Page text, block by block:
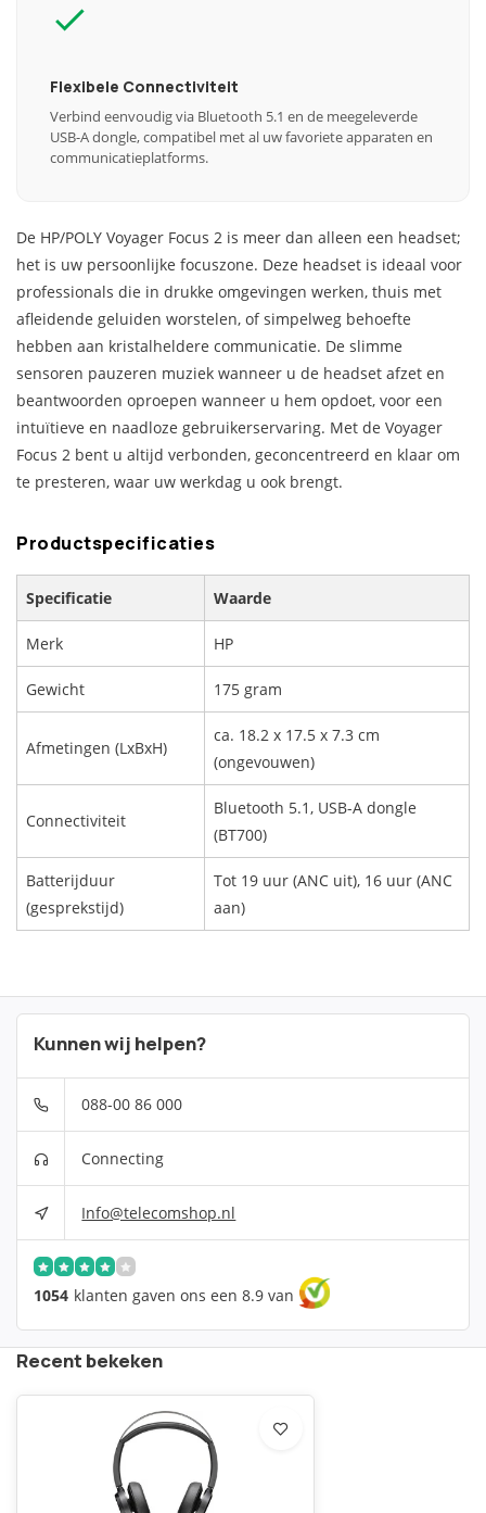
Flexibele Connectiviteit
Verbind eenvoudig via Bluetooth 5.1 en de meegeleverde
USB-A dongle, compatibel met al uw favoriete apparaten en
communicatieplatforms.
De HP/POLY Voyager Focus 2 is meer dan alleen een headset;
het is uw persoonlijke focuszone. Deze headset is ideaal voor
professionals die in drukke omgevingen werken, thuis met
afleidende geluiden worstelen, of simpelweg behoefte
hebben aan kristalheldere communicatie. De slimme
sensoren pauzeren muziek wanneer u de headset afzet en
beantwoorden oproepen wanneer u hem opdoet, voor een
intuïtieve en naadloze gebruikerservaring. Met de Voyager
Focus 2 bent u altijd verbonden, geconcentreerd en klaar om
te presteren, waar uw werkdag u ook brengt.
Productspecificaties
Specificatie Waarde
Merk HP
Gewicht 175 gram
Afmetingen (LxBxH)
ca. 18.2 x 17.5 x 7.3 cm
(ongevouwen)
Connectiviteit
Bluetooth 5.1, USB-A dongle
(BT700)
Batterijduur
(gesprekstijd)
Tot 19 uur (ANC uit), 16 uur (ANC
aan)
Kunnen wij helpen?
088-00 86 000
Connecting
Info@telecomshop.nl
1054 klanten gaven ons een 8.9 van
Recent bekeken